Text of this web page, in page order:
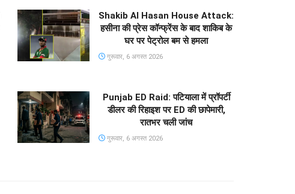
Shakib Al Hasan House Attack:
हसीना की प्रेस कॉन्फ्रेंस के बाद शाकिब के
घर पर पेट्रोल बम से हमला
गुरूवार, 6 अगस्त 2026
Punjab ED Raid: पटियाला में प्रॉपर्टी
डीलर की रिहाइश पर ED की छापेमारी,
रातभर चली जांच
गुरूवार, 6 अगस्त 2026